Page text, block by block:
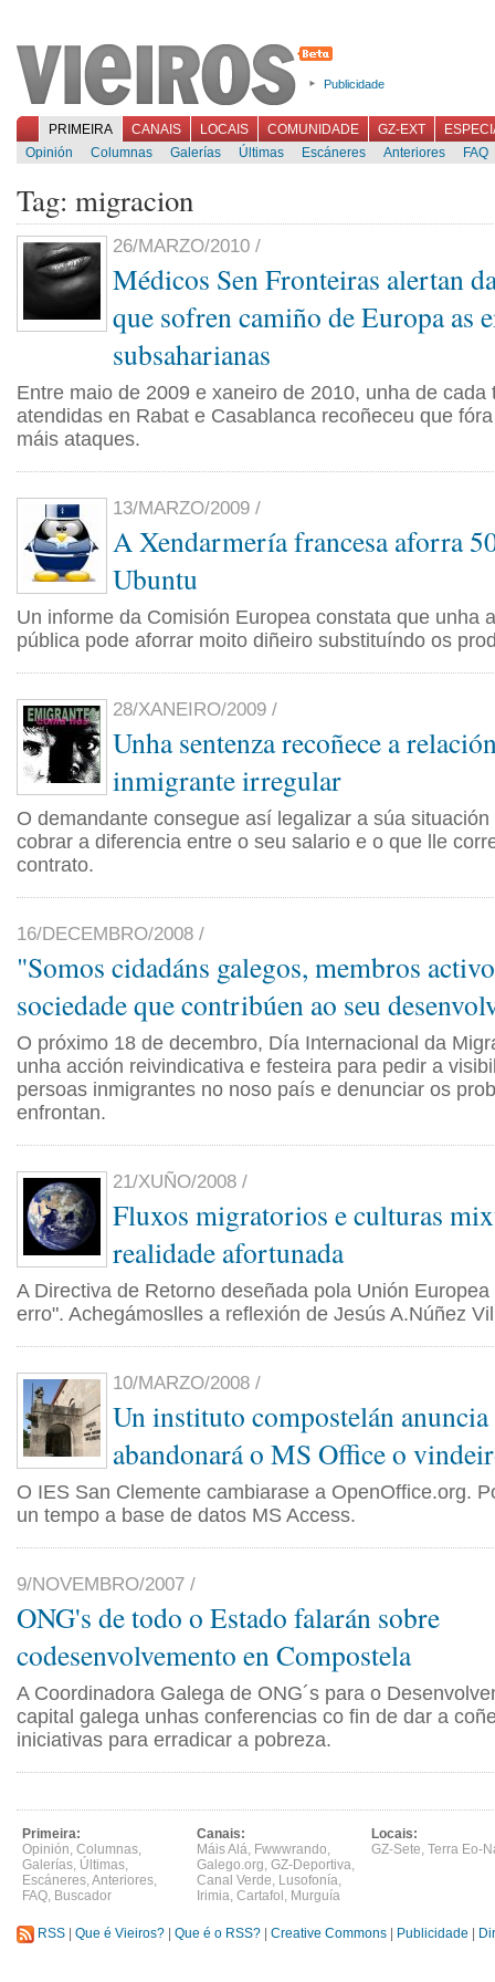
Publicidade
PRIMEIRA CANAIS LOCAIS COMUNIDADE GZ-EXT
Opinión
Columnas Galerías Últimas Escáneres Anteriores FAQ
Tag: migracion
26/MARZO/2010 /
Médicos Sen Fronteiras alertan
que sofren camiño de Europa as
subsaharianas
Entre maio de 2009 e xaneiro de 2010, unha de cada
atendidas en Rabat e Casablanca recoñeceu que
máis ataques.
13/MARZO/2009 /
A Xendarmería francesa aforra
Ubuntu
Un informe da Comisión Europea constata que unha
pública pode aforrar moito diñeiro substituíndo os
28/XANEIRO/2009 /
Unha sentenza recoñece a
inmigrante irregular
O demandante consegue así legalizar a súa
cobrar a diferencia entre o seu salario e o que lle
contrato.
16/DECEMBRO/2008 /
"Somos cidadáns galegos, membros
sociedade que contribúen ao seu
O próximo 18 de decembro, Día Internacional da
unha acción reivindicativa e festeira para pedir a
persoas inmigrantes no noso país e denunciar os
enfrontan.
21/XUÑO/2008 /
Fluxos migratorios e culturas
realidade afortunada
A Directiva de Retorno deseñada pola Unión
erro". Achegámoslles a reflexión de Jesús A.Núñez
10/MARZO/2008 /
Un instituto compostelán anuncia
abandonará o MS Office o
O IES San Clemente cambiarase a OpenOffice.org.
un tempo a base de datos MS Access.
9/NOVEMBRO/2007 /
ONG's de todo o Estado falarán sobre
codesenvolvemento en Compostela
A Coordinadora Galega de ONG´s para o
capital galega unhas conferencias co fin de dar a
iniciativas para erradicar a pobreza.
Primeira:
Opinión, Columnas,
Galerías, Últimas,
Escáneres,Anteriores,
FAQ, Buscador
Canais:
Máis Alá, Fwwwrando,
Galego.org, GZ-Deportiva,
Canal Verde, Lusofonía,
Irimia, Cartafol , Murguía
Locais:
GZ-Sete, Terra Eo-
RSS Que é Vieiros? Que é o RSS? Creative Commons Publicidade